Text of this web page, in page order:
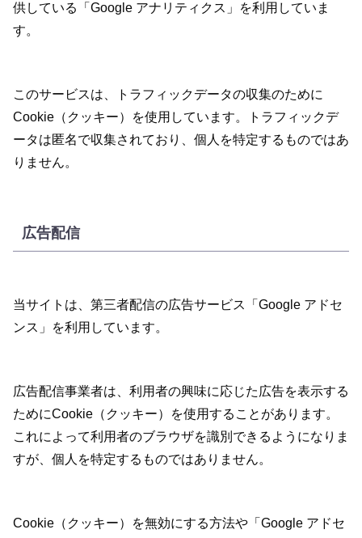
供している「Google アナリティクス」を利用していま
す。
このサービスは、トラフィックデータの収集のために
Cookie（クッキー）を使用しています。トラフィックデ
ータは匿名で収集されており、個人を特定するものではあ
りません。
広告配信
当サイトは、第三者配信の広告サービス「Google アドセ
ンス」を利用しています。
広告配信事業者は、利用者の興味に応じた広告を表示する
ためにCookie（クッキー）を使用することがあります。
これによって利用者のブラウザを識別できるようになりま
すが、個人を特定するものではありません。
Cookie（クッキー）を無効にする方法や「Google アドセ